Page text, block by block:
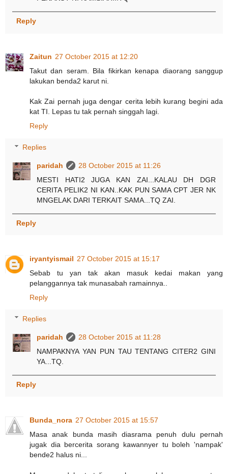
Reply
Zaitun 27 October 2015 at 12:20
Takut dan seram. Bila fikirkan kenapa diaorang sanggup
lakukan benda2 karut ni.
Kak Zai pernah juga dengar cerita lebih kurang begini ada
kat TI. Lepas tu tak pernah singgah lagi.
Reply
Replies
paridah
28 October 2015 at 11:26
MESTI HATI2 JUGA KAN ZAI...KALAU DH DGR
CERITA PELIK2 NI KAN..KAK PUN SAMA CPT JER NK
MNGELAK DARI TERKAIT SAMA...TQ ZAI.
Reply
iryantyismail 27 October 2015 at 15:17
Sebab tu yan tak akan masuk kedai makan yang
pelanggannya tak munasabah ramainnya..
Reply
Replies
paridah
28 October 2015 at 11:28
NAMPAKNYA YAN PUN TAU TENTANG CITER2 GINI
YA...TQ.
Reply
Bunda_nora 27 October 2015 at 15:57
Masa anak bunda masih diasrama penuh dulu pernah
jugak dia bercerita sorang kawannyer tu boleh 'nampak'
bende2 halus ni...